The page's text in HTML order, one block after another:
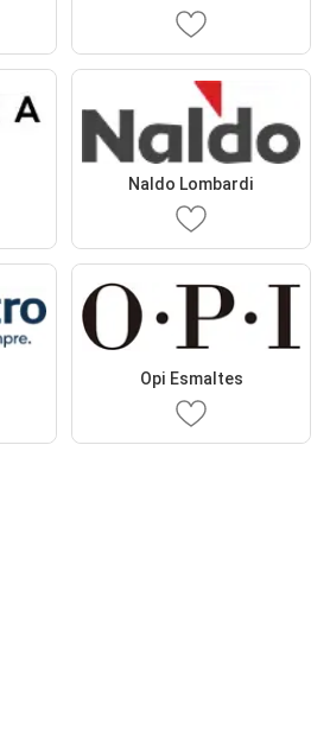
Naldo Lombardi
Opi Esmaltes